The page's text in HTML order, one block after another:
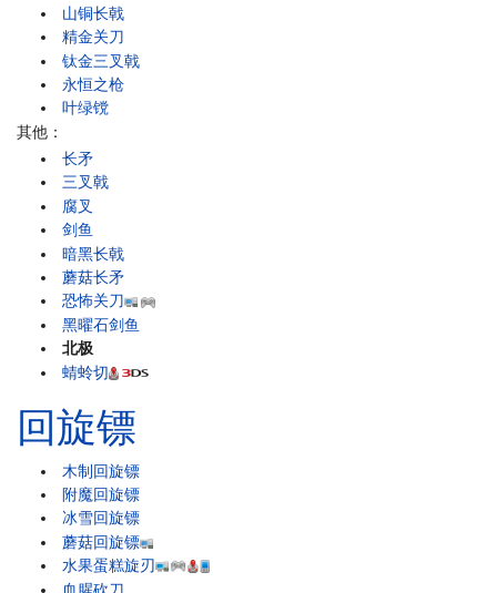
山铜长戟
精金关刀
钛金三叉戟
永恒之枪
叶绿镋
其他：
长矛
三叉戟
腐叉
剑鱼
暗黑长戟
蘑菇长矛
恐怖关刀
黑曜石剑鱼
北极
蜻蛉切
回旋镖
木制回旋镖
附魔回旋镖
冰雪回旋镖
蘑菇回旋镖
水果蛋糕旋刃
血腥砍刀